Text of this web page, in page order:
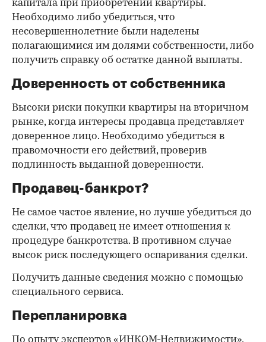
капитала при приобретении квартиры.
Необходимо либо убедиться, что
несовершеннолетние были наделены
полагающимися им долями собственности, либо
получить справку об остатке данной выплаты.
Доверенность от собственника
Высоки риски покупки квартиры на вторичном
рынке, когда интересы продавца представляет
доверенное лицо. Необходимо убедиться в
правомочности его действий, проверив
подлинность выданной доверенности.
Продавец-банкрот?
Не самое частое явление, но лучше убедиться до
сделки, что продавец не имеет отношения к
процедуре банкротства. В противном случае
высок риск последующего оспаривания сделки.
Получить данные сведения можно с помощью
специального сервиса.
Перепланировка
По опыту экспертов «ИНКОМ-Недвижимости»,